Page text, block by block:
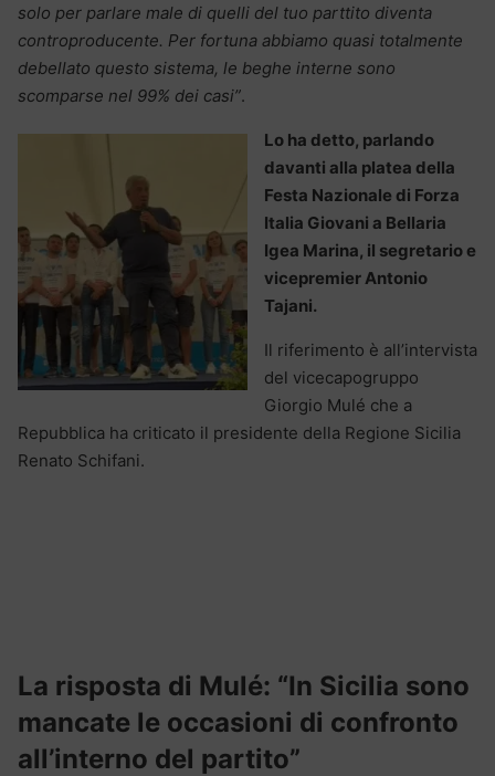
solo per parlare male di quelli del tuo parttito diventa
controproducente. Per fortuna abbiamo quasi totalmente
debellato questo sistema, le beghe interne sono
scomparse nel 99% dei casi”.
Lo ha detto, parlando
davanti alla platea della
Festa Nazionale di Forza
Italia Giovani a Bellaria
Igea Marina, il segretario e
vicepremier Antonio
Tajani.
Il riferimento è all’intervista
del vicecapogruppo
Giorgio Mulé che a
Repubblica ha criticato il presidente della Regione Sicilia
Renato Schifani.
La risposta di Mulé: “In Sicilia sono
mancate le occasioni di confronto
all’interno del partito”